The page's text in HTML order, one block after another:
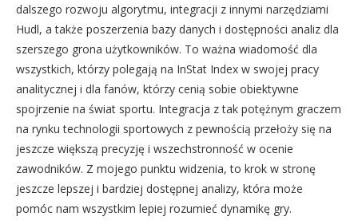
dalszego rozwoju algorytmu, integracji z innymi narzędziami
Hudl, a także poszerzenia bazy danych i dostępności analiz dla
szerszego grona użytkowników. To ważna wiadomość dla
wszystkich, którzy polegają na InStat Index w swojej pracy
analitycznej i dla fanów, którzy cenią sobie obiektywne
spojrzenie na świat sportu. Integracja z tak potężnym graczem
na rynku technologii sportowych z pewnością przełoży się na
jeszcze większą precyzję i wszechstronność w ocenie
zawodników. Z mojego punktu widzenia, to krok w stronę
jeszcze lepszej i bardziej dostępnej analizy, która może
pomóc nam wszystkim lepiej rozumieć dynamikę gry.